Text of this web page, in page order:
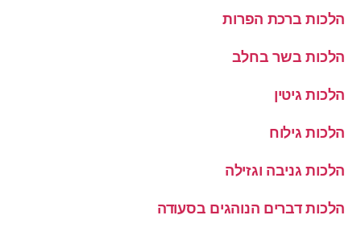
הלכות ברכת הפרות
הלכות בשר בחלב
הלכות גיטין
הלכות גילוח
הלכות גניבה וגזילה
הלכות דברים הנוהגים בסעודה